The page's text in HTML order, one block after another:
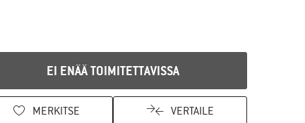
EI ENÄÄ TOIMITETTAVISSA
MERKITSE VERTAILE